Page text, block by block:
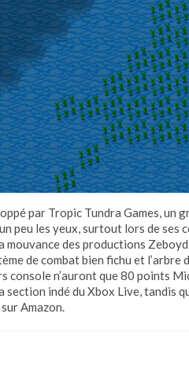
par Tropic Tundra Games, un
peu les yeux, surtout lors de ses
mouvance des productions
de combat bien fichu et
console n’auront que 80 points
section indé du Xbox Live, tandis
Amazon.